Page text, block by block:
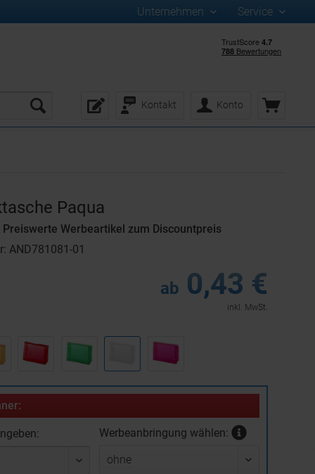
Unternehmen Service
Kontakt Konto
Paqua
Preiswerte Werbeartikel zum Discountpreis
AND781081-01
ab 0,43 €
inkl. MwSt.
Werbeanbringung wählen: